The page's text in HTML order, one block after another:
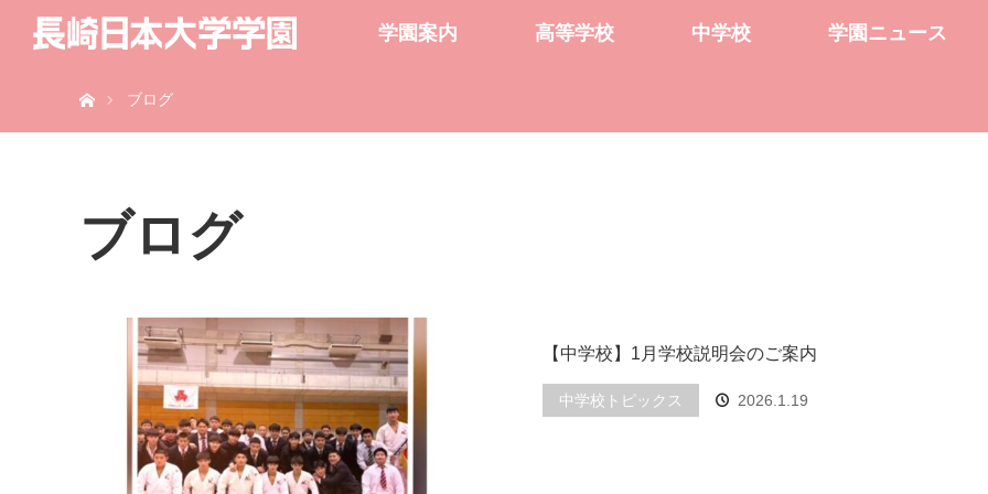
学園案内 高等学校 中学校 学園ニュース
ブログ
ブログ
【中学校】1月学校説明会のご案内
中学校トピックス 2026.1.19